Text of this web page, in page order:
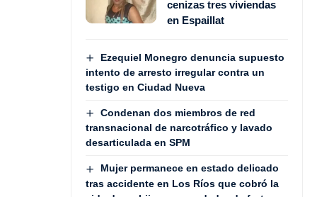
cenizas tres viviendas
en Espaillat
Ezequiel Monegro denuncia supuesto
intento de arresto irregular contra un
testigo en Ciudad Nueva
Condenan dos miembros de red
transnacional de narcotráfico y lavado
desarticulada en SPM
Mujer permanece en estado delicado
tras accidente en Los Ríos que cobró la